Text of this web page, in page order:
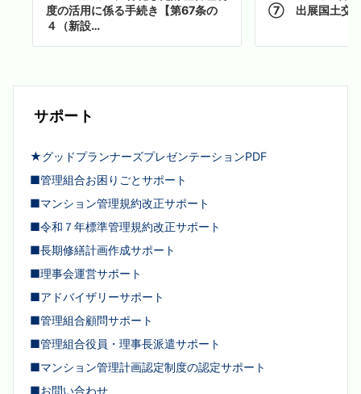
度の活用に係る手続き【第67条の
４（新設…
⑦ 出展国土交
サポート
★グッドプランナーズプレゼンテーションPDF
■管理組合お困りごとサポート
■マンション管理規約改正サポート
■令和７年標準管理規約改正サポート
■長期修繕計画作成サポート
■理事会運営サポート
■アドバイザリーサポート
■管理組合顧問サポート
■管理組合役員・理事長派遣サポート
■マンション管理計画認定制度の認定サポート
■お問い合わせ